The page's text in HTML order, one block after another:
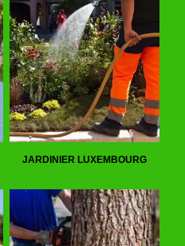
JARDINIER LUXEMBOURG